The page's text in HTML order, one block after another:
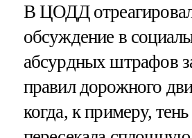
В ЦОДД
обсуждение в
абсурдных штрафов
правил дорожного
когда, к примеру,